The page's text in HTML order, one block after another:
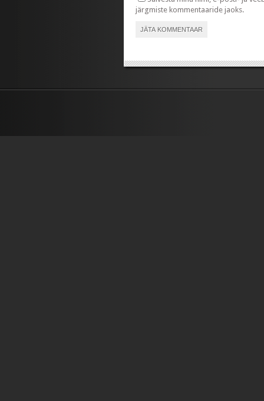
järgmiste kommentaaride jaoks.